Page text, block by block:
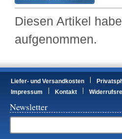
Diesen Artikel
aufgenommen.
Liefer- und Versandkosten
Impressum
Kontakt
Newsletter